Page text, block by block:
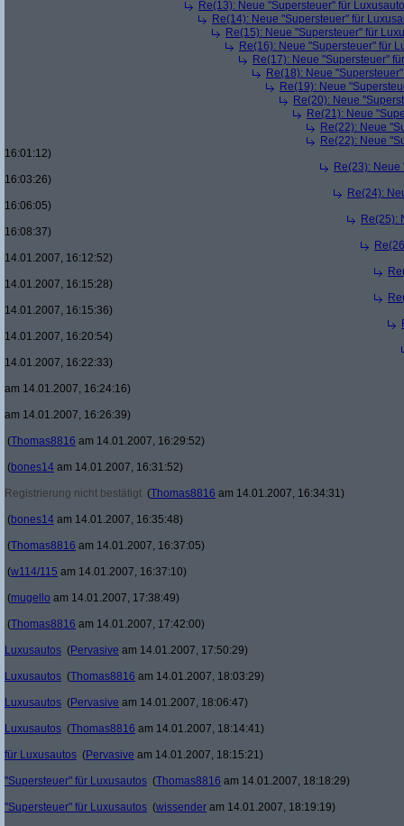
Re(13): Neue "Supersteuer" für
Re(14): Neue "Supersteuer" für
Re(15): Neue "Supersteuer" für
Re(16): Neue "Supersteuer" für
Re(17): Neue "Supersteuer"
Re(18): Neue
Re(19): Neue
Re(20): Neue
Re(21): Neue
Re(22): Neue
Re(22): Neue
16:01:12)
Re(23):
16:03:26)
Re(24):
16:06:05)
Re(25):
16:08:37)
14.01.2007, 16:12:52)
14.01.2007, 16:15:28)
14.01.2007, 16:15:36)
14.01.2007, 16:20:54)
14.01.2007, 16:22:33)
am 14.01.2007, 16:24:16)
am 14.01.2007, 16:26:39)
(Thomas8816 am 14.01.2007, 16:29:52)
(bones14 am 14.01.2007, 16:31:52)
Registrierung nicht bestätigt (Thomas8816 am 14.01.2007, 16:34:31)
(bones14 am 14.01.2007, 16:35:48)
(Thomas8816 am 14.01.2007, 16:37:05)
(w114/115 am 14.01.2007, 16:37:10)
(mugello am 14.01.2007, 17:38:49)
(Thomas8816 am 14.01.2007, 17:42:00)
Luxusautos (Pervasive am 14.01.2007, 17:50:29)
Luxusautos (Thomas8816 am 14.01.2007, 18:03:29)
Luxusautos (Pervasive am 14.01.2007, 18:06:47)
Luxusautos (Thomas8816 am 14.01.2007, 18:14:41)
für Luxusautos (Pervasive am 14.01.2007, 18:15:21)
"Supersteuer" für Luxusautos (Thomas8816 am 14.01.2007, 18:18:29)
"Supersteuer" für Luxusautos (wissender am 14.01.2007, 18:19:19)